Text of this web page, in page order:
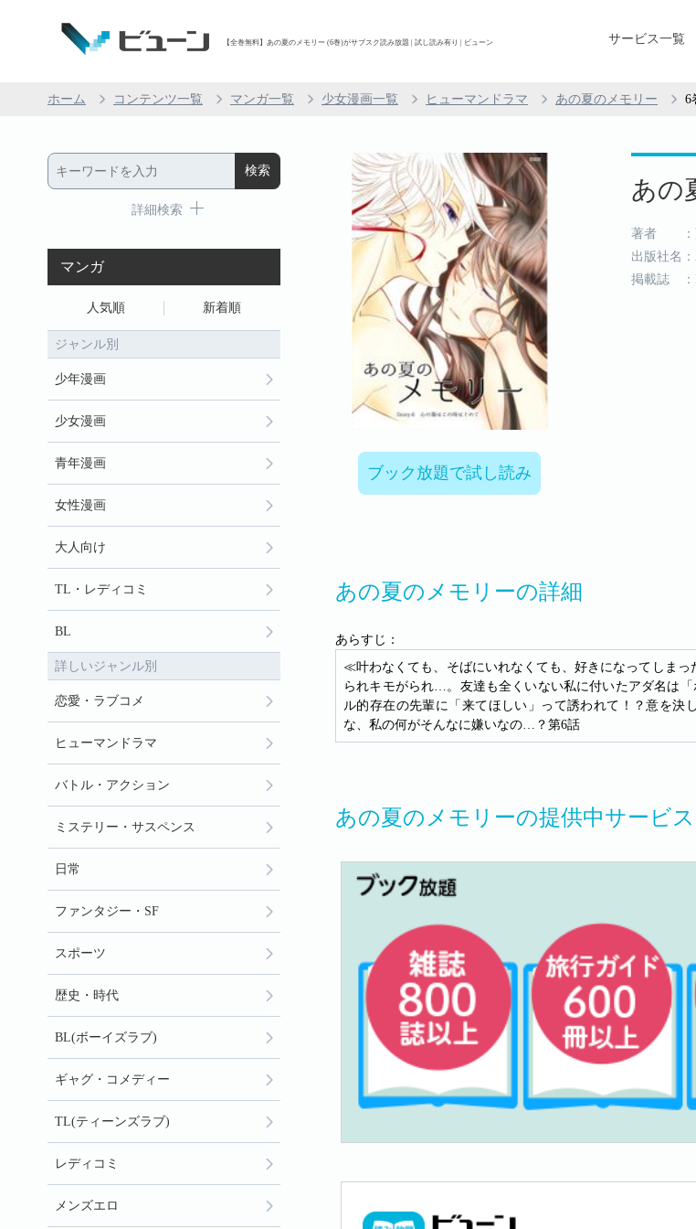
【全巻無料】あの夏のメモリー (6巻)がサブスク読み放題 | 試し読み有り | ビューン サービス一覧
ホーム コンテンツ一覧 マンガ一覧 少女漫画一覧 ヒューマンドラマ あの夏のメモリー 6
ブック放題で試し読み
あの
著者 ：
出版社名
掲載誌 ：
あの夏のメモリーの詳細
あらすじ：
≪叶わなくても、そばにいれなくても、好きになってし
られキモがられ…。友達も全くいない私に付いたアダ名は
ル的存在の先輩に「来てほしい」って誘われて！？意を
な、私の何がそんなに嫌いなの…？第6話
あの夏のメモリーの提供中サービス
詳細検索
マンガ
人気順 新着順
ジャンル別
少年漫画
少女漫画
青年漫画
女性漫画
大人向け
TL・レディコミ
BL
詳しいジャンル別
恋愛・ラブコメ
ヒューマンドラマ
バトル・アクション
ミステリー・サスペンス
日常
ファンタジー・SF
スポーツ
歴史・時代
BL(ボーイズラブ)
ギャグ・コメディー
TL(ティーンズラブ)
レディコミ
メンズエロ